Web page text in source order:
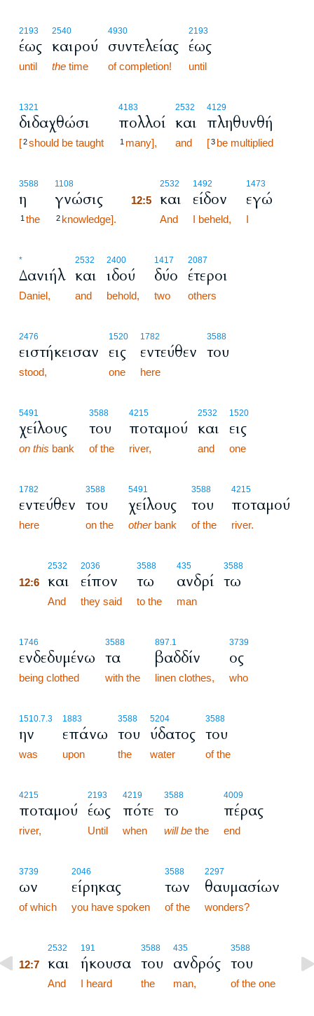
2193
έως
until
2540
καιρού
the time
4930
συντελείας
of completion!
2193
έως
until
1321
διδαχθώσι
[2should be taught
4183
πολλοί
1 many],
2532
και
and
4129
πληθυνθή
[3 be multiplied
3588
η
1 the
1108
γνώσις
2 knowledge].
2532
12:5 και
And
1492
είδον
I beheld,
1473
εγώ
I
*
Δανιήλ
Daniel,
2532
και
and
2400
ιδού
behold,
1417
δύο
two
2087
έτεροι
others
2476
ειστήκεισαν
stood,
1520
εις
one
1782
εντεύθεν
here
3588
του
5491
χείλους
on this bank
3588
του
of the
4215
ποταμού
river,
2532
και
and
1520
εις
one
1782
εντεύθεν
here
3588
του
on the
5491
χείλους
otherbank
3588
του
of the
4215
ποταμού
river.
2532
12:6 και
And
2036
είπον
they said
3588
τω
to the
435
ανδρί
man
3588
τω
1746
ενδεδυμένω
being clothed
3588
τα
with the
897.1
βαδδίν
linen clothes,
3739
ος
who
1510.7.3
ην
was
1883
επάνω
upon
3588
του
the
5204
ύδατος
water
3588
του
of the
4215
ποταμού
river,
2193
έως
Until
4219
πότε
when
3588
το
will be the
4009
πέρας
end
3739
ων
of which
2046
είρηκας
you have spoken
3588
των
of the
2297
θαυμασίων
wonders?
2532
12:7 και
And
191
ήκουσα
I heard
3588
του
the
435
ανδρός
man,
3588
του
of the one